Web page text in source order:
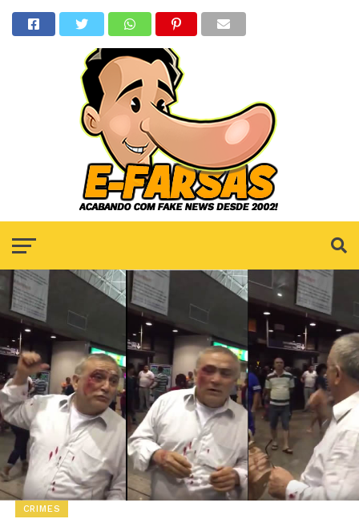
CRIMES